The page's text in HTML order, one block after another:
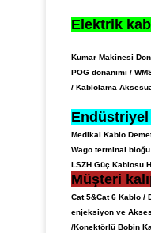
Elektrik
Kumar Makinesi
POG donanımı /
/ Kablolama
Medikal Kablo
Wago terminal
LSZH Güç Kablosu
Müşteri
Cat 5&Cat 6 Kablo /
enjeksiyon ve
/Konektörlü Bobin